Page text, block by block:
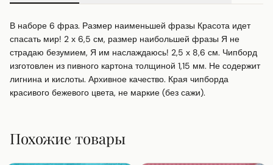
В наборе 6 фраз. Размер наименьшей фразы Красота идет
спасать мир! 2 х 6,5 см, размер наибольшей фразы Я не
страдаю безумием, Я им наслаждаюсь! 2,5 х 8,6 см. Чипборд
изготовлен из пивного картона толщиной 1,15 мм. Не содержит
лигнина и кислоты. Архивное качество. Края чипборда
красивого бежевого цвета, не маркие (без сажи).
Похожие товары